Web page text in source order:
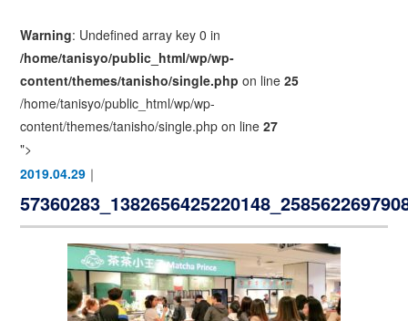
Warning: Undefined array key 0 in
/home/tanisyo/public_html/wp/wp-
content/themes/tanisho/single.php on line25
/home/tanisyo/public_html/wp/wp-
content/themes/tanisho/single.php on line27
">
2019.04.29 ｜